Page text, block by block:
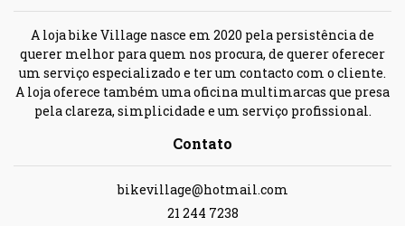
A loja bike Village nasce em 2020 pela persistência de
querer melhor para quem nos procura, de querer oferecer
um serviço especializado e ter um contacto com o cliente.
A loja oferece também uma oficina multimarcas que presa
pela clareza, simplicidade e um serviço profissional.
Contato
bikevillage@hotmail.com
21 244 7238